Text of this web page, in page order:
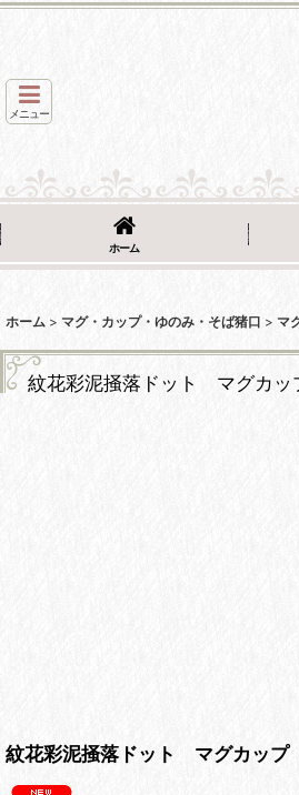
メニュー
ホーム
ホーム > マグ・カップ・ゆのみ・そば猪口 > マ
紋花彩泥掻落ドット マグカッ
紋花彩泥掻落ドット マグカップ